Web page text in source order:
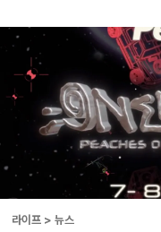
라이프 > 뉴스